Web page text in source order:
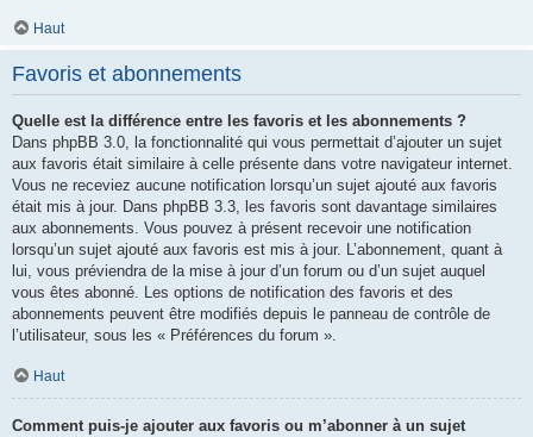
Haut
Favoris et abonnements
Quelle est la différence entre les favoris et les abonnements ?
Dans phpBB 3.0, la fonctionnalité qui vous permettait d’ajouter un sujet
aux favoris était similaire à celle présente dans votre navigateur internet.
Vous ne receviez aucune notification lorsqu’un sujet ajouté aux favoris
était mis à jour. Dans phpBB 3.3, les favoris sont davantage similaires
aux abonnements. Vous pouvez à présent recevoir une notification
lorsqu’un sujet ajouté aux favoris est mis à jour. L’abonnement, quant à
lui, vous préviendra de la mise à jour d’un forum ou d’un sujet auquel
vous êtes abonné. Les options de notification des favoris et des
abonnements peuvent être modifiés depuis le panneau de contrôle de
l’utilisateur, sous les « Préférences du forum ».
Haut
Comment puis-je ajouter aux favoris ou m’abonner à un sujet